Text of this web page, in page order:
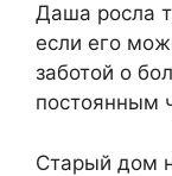
Даша росла
если его
заботой о
постоянным
Старый дом